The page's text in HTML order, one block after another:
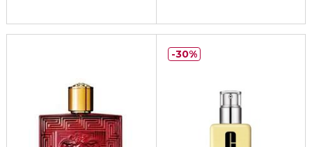
30%